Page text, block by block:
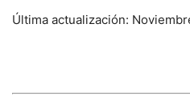
Última actualización: